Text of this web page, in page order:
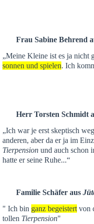
Frau Sabine Behrend
„Meine Kleine ist es ja nicht
sonnen und spielen. Ich
Herr Torsten Schmidt
„Ich war je erst skeptisch
anderen, aber da er ja im
Tierpension und auch schon
hatte er seine Ruhe...“
Familie Schäfer aus
" Ich bin ganz begeistert von
tollen Tierpension"